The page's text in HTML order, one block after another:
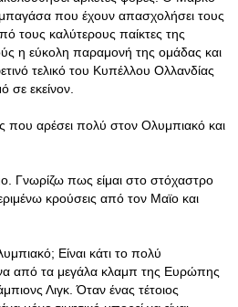
που έχουν απασχολήσει τους
τους καλύτερους παίκτες της
η εύκολη παραμονή της ομάδας και
τελικό του Κυπέλλου Ολλανδίας
σε εκείνον.
που αρέσει πολύ στον Ολυμπιακό και
Γνωρίζω πως είμαι στο στόχαστρο
κρούσεις από τον Μαϊο και
Είναι κάτι το πολύ
από τα μεγάλα κλαμπ της Ευρώπης
Λιγκ. Όταν ένας τέτοιος